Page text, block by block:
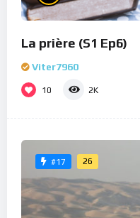
La prière (S1 Ep6)
Viter7960
10 2K
#17 26